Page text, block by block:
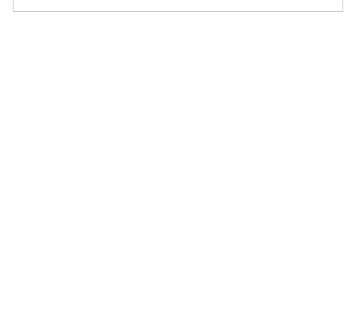
ンスタでしています。ブログではインス